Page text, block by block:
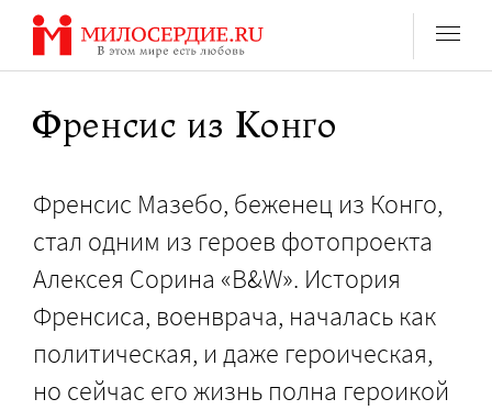
Перейти
содержанию
Френсис из Конго
Френсис Мазебо, беженец из Конго,
стал одним из героев фотопроекта
Алексея Сорина «B&W». История
Френсиса, военврача, началась как
политическая, и даже героическая,
но сейчас его жизнь полна героикой